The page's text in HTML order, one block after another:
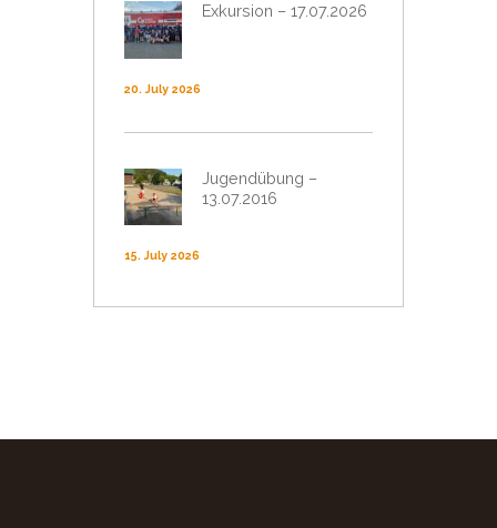
Exkursion – 17.07.2026
20. July 2026
Jugendübung –
13.07.2016
15. July 2026